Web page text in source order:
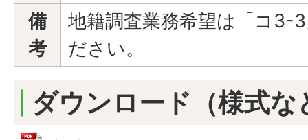
備
考
地籍調査業務希望は「コ3-
ださい。
ダウンロード（様式な